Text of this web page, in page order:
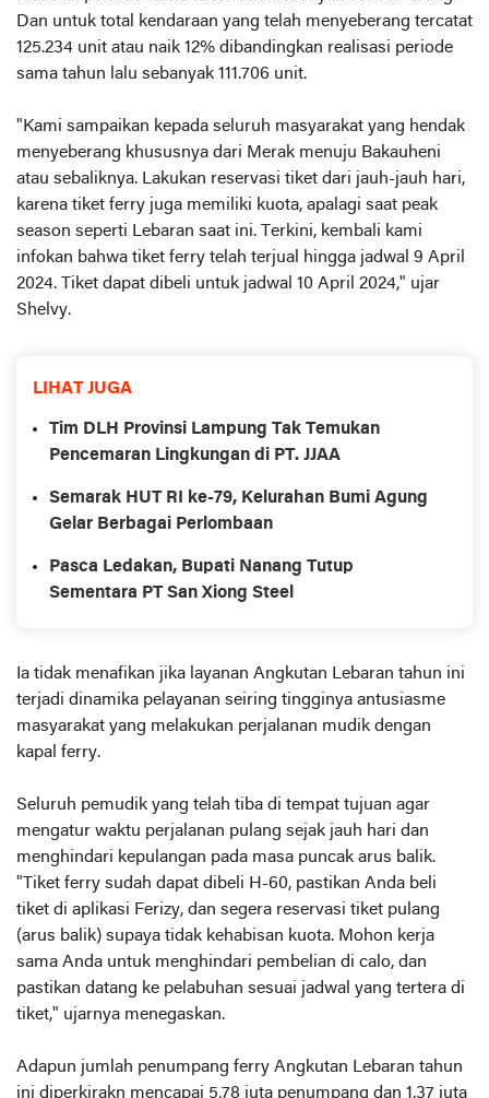
Dan untuk total kendaraan yang telah menyeberang tercatat
125.234 unit atau naik 12% dibandingkan realisasi periode
sama tahun lalu sebanyak 111.706 unit.
"Kami sampaikan kepada seluruh masyarakat yang hendak
menyeberang khususnya dari Merak menuju Bakauheni
atau sebaliknya. Lakukan reservasi tiket dari jauh-jauh hari,
karena tiket ferry juga memiliki kuota, apalagi saat peak
season seperti Lebaran saat ini. Terkini, kembali kami
infokan bahwa tiket ferry telah terjual hingga jadwal 9 April
2024. Tiket dapat dibeli untuk jadwal 10 April 2024," ujar
Shelvy.
LIHAT JUGA
Tim DLH Provinsi Lampung Tak Temukan
Pencemaran Lingkungan di PT. JJAA
Semarak HUT RI ke-79, Kelurahan Bumi Agung
Gelar Berbagai Perlombaan
Pasca Ledakan, Bupati Nanang Tutup
Sementara PT San Xiong Steel
Ia tidak menafikan jika layanan Angkutan Lebaran tahun ini
terjadi dinamika pelayanan seiring tingginya antusiasme
masyarakat yang melakukan perjalanan mudik dengan
kapal ferry.
Seluruh pemudik yang telah tiba di tempat tujuan agar
mengatur waktu perjalanan pulang sejak jauh hari dan
menghindari kepulangan pada masa puncak arus balik.
"Tiket ferry sudah dapat dibeli H-60, pastikan Anda beli
tiket di aplikasi Ferizy, dan segera reservasi tiket pulang
(arus balik) supaya tidak kehabisan kuota. Mohon kerja
sama Anda untuk menghindari pembelian di calo, dan
pastikan datang ke pelabuhan sesuai jadwal yang tertera di
tiket," ujarnya menegaskan.
Adapun jumlah penumpang ferry Angkutan Lebaran tahun
ini diperkirakn mencapai 5,78 juta penumpang dan 1,37 juta